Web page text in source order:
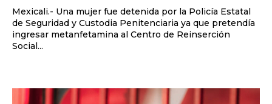
Mexicali.- Una mujer fue detenida por la Policía Estatal
de Seguridad y Custodia Penitenciaria ya que pretendía
ingresar metanfetamina al Centro de Reinserción
Social...